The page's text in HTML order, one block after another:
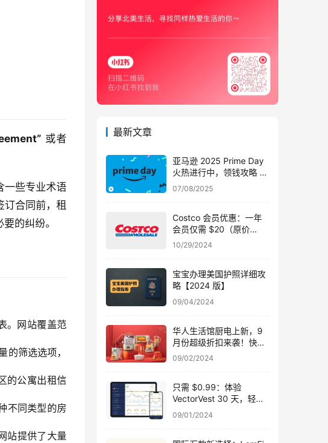
一些专业术语
合同前，租
的纠纷。
。网站覆盖范
筛选选项，
的公寓出租信
不同类型的房
站提供了大量
最新文章
亚马逊 2025 Prime Day
火热进行中，领钱攻略 +
精品优惠【8-11 号已开
始！】
07/08/2025
Costco 会员优惠：一年
会员仅需 $20（原价
$65），高级版仅需
$85（原价 $130）
10/29/2024
宝宝办理美国护照详细攻
略【2024 版】
09/04/2024
华人生活馆厨电上新，9
月份超级折扣来袭！快来
领取专属优惠码
09/02/2024
只需 $0.99：体验
VectorVest 30 天，轻松
掌握股票投资秘诀
09/01/2024